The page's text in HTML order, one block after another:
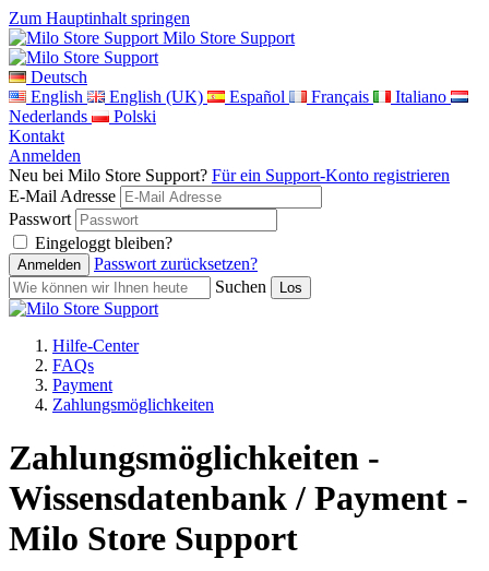
Zum Hauptinhalt springen
Milo Store Support
Deutsch
English
English (UK) Español Français
Italiano
Nederlands
Polski
Kontakt
Anmelden
Neu bei Milo Store Support? Für ein Support-Konto registrieren
E-Mail Adresse
Passwort
Eingeloggt bleiben?
Passwort zurücksetzen?
Suchen
Hilfe-Center
FAQs
Payment
Zahlungsmöglichkeiten
Zahlungsmöglichkeiten -
Wissensdatenbank / Payment -
Milo Store Support